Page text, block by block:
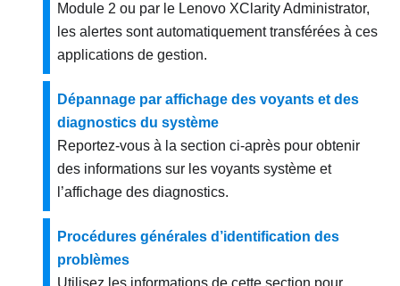
Module 2 ou par le Lenovo XClarity Administrator,
les alertes sont automatiquement transférées à ces
applications de gestion.
Dépannage par affichage des voyants et des
diagnostics du système
Reportez-vous à la section ci-après pour obtenir
des informations sur les voyants système et
l’affichage des diagnostics.
Procédures générales d’identification des
problèmes
Utilisez les informations de cette section pour